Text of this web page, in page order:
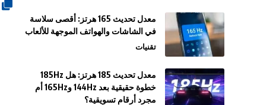
معدل تحديث 165 هرتز: أقصى سلاسة
في الشاشات والهواتف الموجهة للألعاب
تقنيات
معدل تحديث 185 هرتز: هل 185Hz
خطوة حقيقية بعد 144Hz و165Hz أم
مجرد أرقام تسويقية؟